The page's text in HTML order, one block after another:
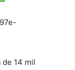
de 14 mil